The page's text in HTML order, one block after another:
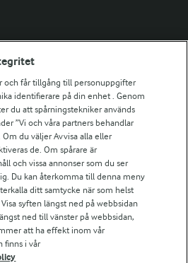
och får tillgång till personuppgifter
identifierare på din enhet . Genom
du att spårningstekniker används
”Vi och våra partners behandlar
du väljer Avvisa alla eller
de. Om spårare är
och vissa annonser som du ser
Du kan återkomma till denna meny
ditt samtycke när som helst
syften längst ned på webbsidan
ned till vänster på webbsidan,
att ha effekt inom vår
finns i vår